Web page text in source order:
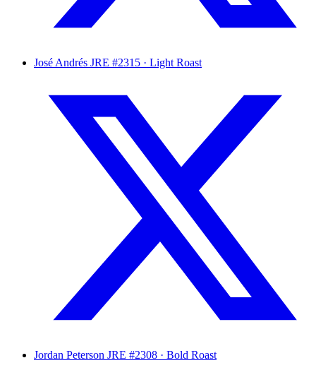
José Andrés JRE #2315 · Light Roast
Jordan Peterson JRE #2308 · Bold Roast